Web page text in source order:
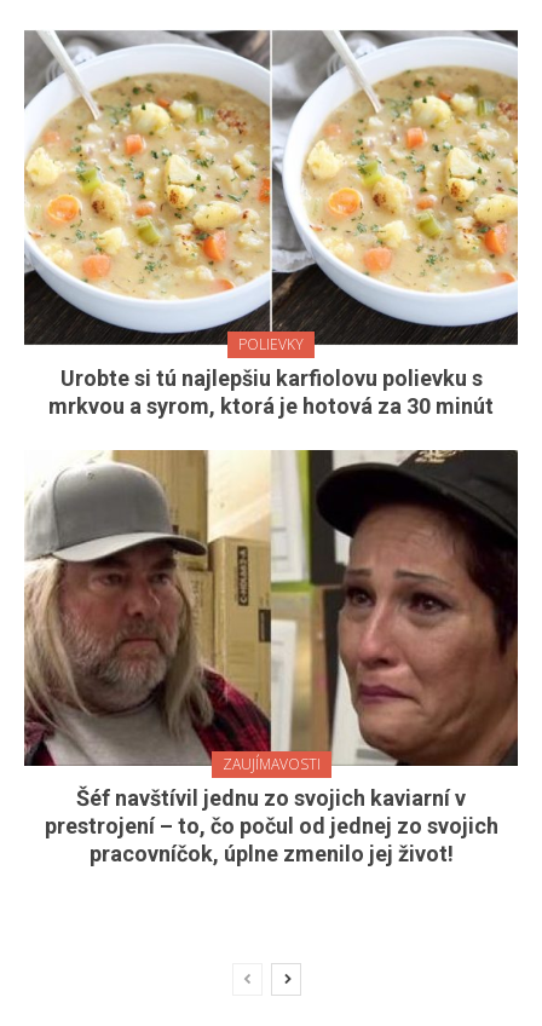
POLIEVKY
Urobte si tú najlepšiu karfiolovu polievku s
mrkvou a syrom, ktorá je hotová za 30 minút
ZAUJÍMAVOSTI
Šéf navštívil jednu zo svojich kaviarní v
prestrojení – to, čo počul od jednej zo svojich
pracovníčok, úplne zmenilo jej život!